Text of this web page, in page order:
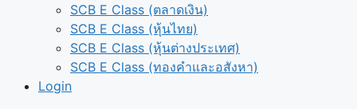
SCB E Class (ตลาดเงิน)
SCB E Class (หุ้นไทย)
SCB E Class (หุ้นต่างประเทศ)
SCB E Class (ทองคำและอสังหา)
Login